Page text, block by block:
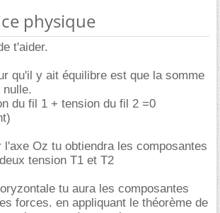
physique
t'aider.
qu'il y ait équilibre est que la somme
du fil 1 + tension du fil 2 =0
Oz tu obtiendra les composantes
tension T1 et T2
tu aura les composantes
forces. en appliquant le théorème de